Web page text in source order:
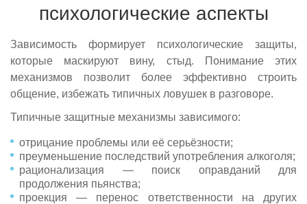
психологические аспекты
Зависимость формирует психологические защиты,
которые маскируют вину, стыд. Понимание этих
механизмов позволит более эффективно строить
общение, избежать типичных ловушек в разговоре.
Типичные защитные механизмы зависимого:
отрицание проблемы или её серьёзности;
преуменьшение последствий употребления алкоголя;
рационализация — поиск оправданий для
продолжения пьянства;
проекция — перенос ответственности на других